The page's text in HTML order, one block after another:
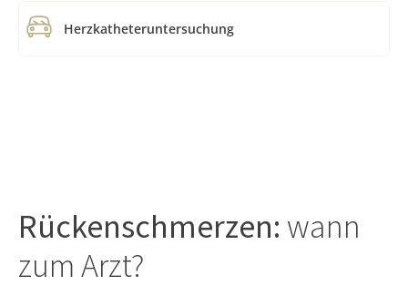
Herzkatheteruntersuchung
Rückenschmerzen: wann
zum Arzt?